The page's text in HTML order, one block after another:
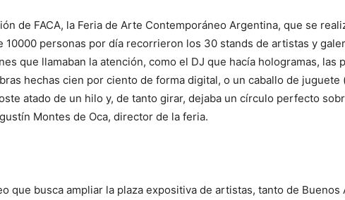
de FACA, la Feria de Arte Contemporáneo Argentina, que se
personas por día recorrieron los 30 stands de artistas y
que llamaban la atención, como el DJ que hacía hologramas,
hechas cien por ciento de forma digital, o un caballo de juguete
atado de un hilo y, de tanto girar, dejaba un círculo perfecto
Montes de Oca, director de la feria.
que busca ampliar la plaza expositiva de artistas, tanto de